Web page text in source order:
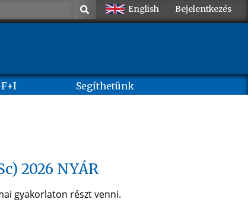
English Bejelentkezés
Segíthetünk
2026 NYÁR
gyakorlaton részt venni.